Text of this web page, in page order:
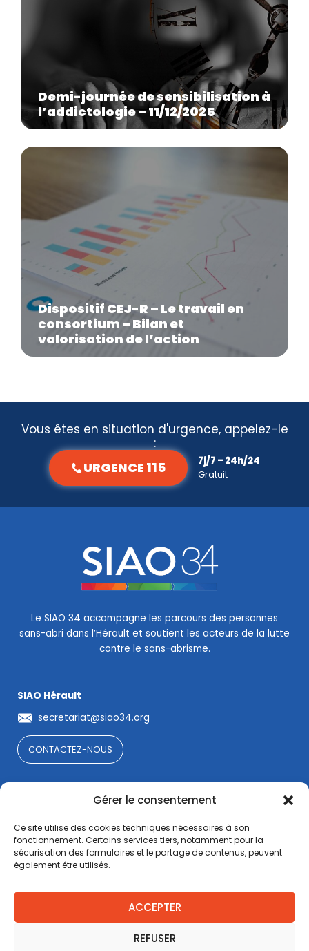
Gérer le consentement
Ce site utilise des cookies techniques nécessaires à son
fonctionnement. Certains services tiers, notamment pour la
sécurisation des formulaires et le partage de contenus, peuvent
également être utilisés.
ACCEPTER
REFUSER
Demi-journée de sensibilisation à
l’addictologie – 11/12/2025
Dispositif CEJ-R – Le travail en
consortium – Bilan et
valorisation de l’action
Vous êtes en situation d'urgence, appelez-le
:
URGENCE 115
7j/7 – 24h/24
Gratuit
Le SIAO 34 accompagne les parcours des personnes
sans-abri dans l’Hérault et soutient les acteurs de la lutte
contre le sans-abrisme.
SIAO Hérault
secretariat@siao34.org
CONTACTEZ-NOUS
numérique
S'ABONNER